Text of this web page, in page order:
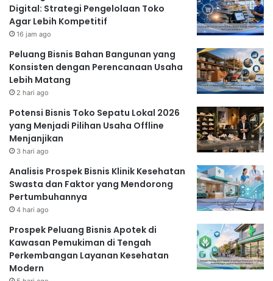
Digital: Strategi Pengelolaan Toko
Agar Lebih Kompetitif
16 jam ago
Peluang Bisnis Bahan Bangunan yang
Konsisten dengan Perencanaan Usaha
Lebih Matang
2 hari ago
Potensi Bisnis Toko Sepatu Lokal 2026
yang Menjadi Pilihan Usaha Offline
Menjanjikan
3 hari ago
Analisis Prospek Bisnis Klinik Kesehatan
Swasta dan Faktor yang Mendorong
Pertumbuhannya
4 hari ago
Prospek Peluang Bisnis Apotek di
Kawasan Pemukiman di Tengah
Perkembangan Layanan Kesehatan
Modern